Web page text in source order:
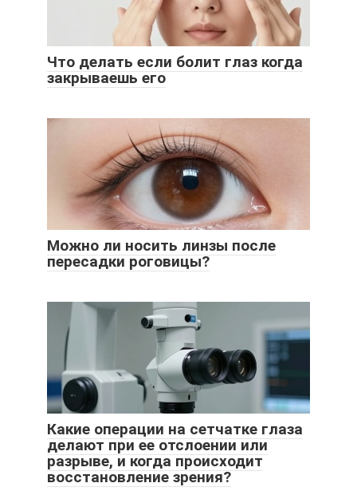
Что делать если болит глаз когда
закрываешь его
Можно ли носить линзы после
пересадки роговицы?
Какие операции на сетчатке глаза
делают при ее отслоении или
разрыве, и когда происходит
восстановление зрения?